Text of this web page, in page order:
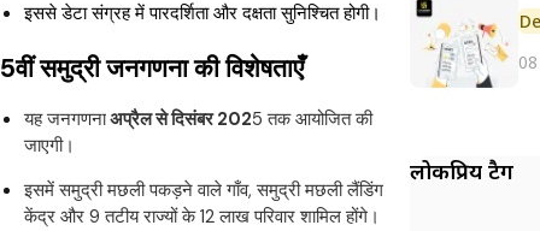
इससे डेटा संग्रह में पारदर्शिता और दक्षता सुनिश्चित होगी।
5वीं समुद्री जनगणना की विशेषताएँ
यह जनगणनाअप्रैल से दिसंबर 2025 तक आयोजित की
जाएगी।
इसमें समुद्री मछली पकड़ने वाले गाँव, समुद्री मछली लैंडिंग
केंद्र और 9 तटीय राज्यों के 12 लाख परिवार शामिल होंगे।
लोकप्रिय टैग